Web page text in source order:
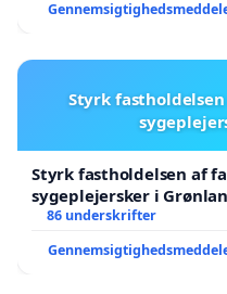
Styrk
Styrk fastholdelsen af
sygeplejersker i
86 underskrifter